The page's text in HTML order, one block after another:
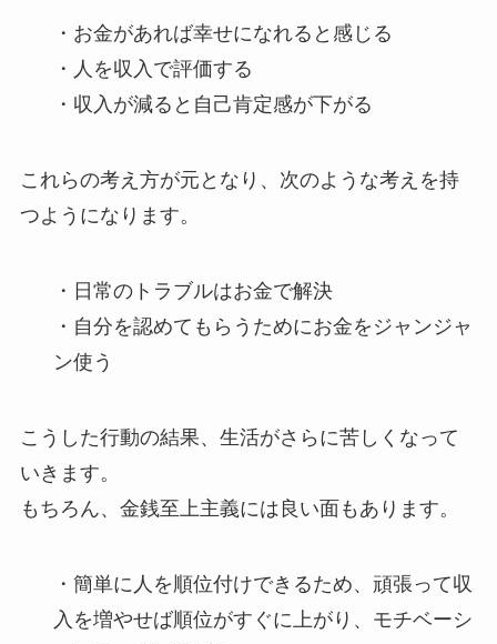
・お金があれば幸せになれると感じる
・人を収入で評価する
・収入が減ると自己肯定感が下がる
これらの考え方が元となり、次のような考えを持
つようになります。
・日常のトラブルはお金で解決
・自分を認めてもらうためにお金をジャンジャ
ン使う
こうした行動の結果、生活がさらに苦しくなって
いきます。
もちろん、金銭至上主義には良い面もあります。
・簡単に人を順位付けできるため、頑張って収
入を増やせば順位がすぐに上がり、モチベーシ